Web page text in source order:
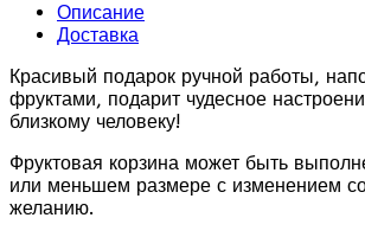
Описание
Доставка
Красивый подарок ручной работы,
фруктами, подарит чудесное
близкому человеку!
Фруктовая корзина может быть
или меньшем размере с изменением
желанию.